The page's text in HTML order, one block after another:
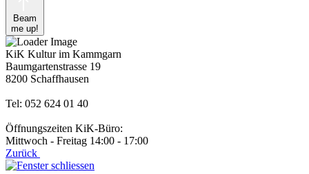
Beam
me up!
KiK Kultur im Kammgarn
Baumgartenstrasse 19
8200 Schaffhausen
Tel: 052 624 01 40
Öffnungszeiten KiK-Büro:
Mittwoch - Freitag 14:00 - 17:00
Zurück